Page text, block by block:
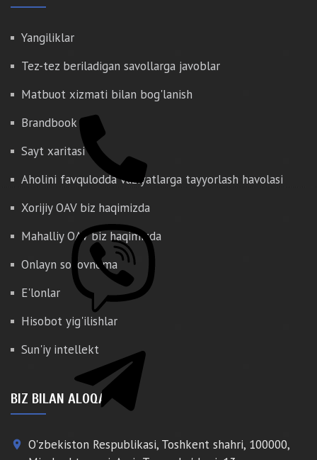
Yangiliklar
Tez-tez beriladigan savollarga javoblar
Matbuot xizmati bilan bog'lanish
Brandbook
Sayt xaritasi
Aholini favqulodda vaziyatlarga tayyorlash havolasi
Xorijiy OAV biz haqimizda
Mahalliy OAV biz haqimizda
Onlayn so'rovnoma
E'lonlar
Hisobot yig'ilishlar
Sun'iy intellekt
BIZ BILAN ALOQA
place O'zbekiston Respublikasi, Toshkent shahri, 100000,